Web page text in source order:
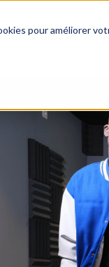
pour améliorer